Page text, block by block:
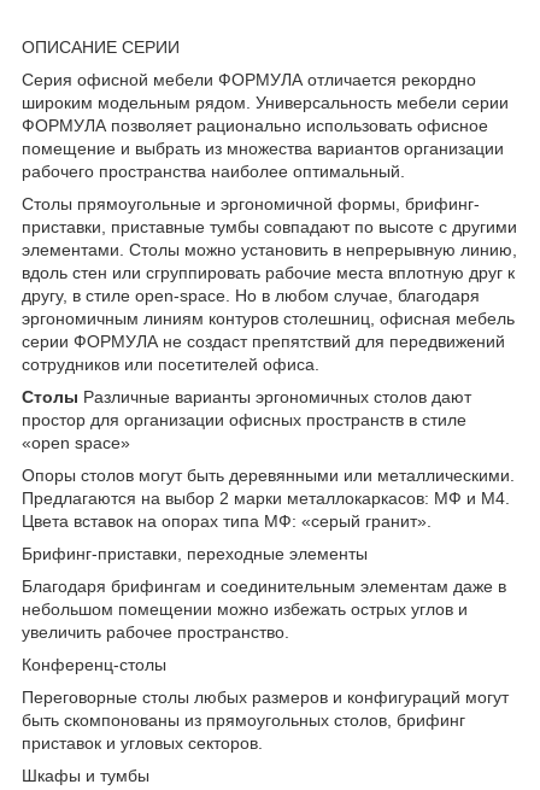
ОПИСАНИЕ СЕРИИ
Серия офисной мебели ФОРМУЛА отличается рекордно
широким модельным рядом. Универсальность мебели серии
ФОРМУЛА позволяет рационально использовать офисное
помещение и выбрать из множества вариантов организации
рабочего пространства наиболее оптимальный.
Столы прямоугольные и эргономичной формы, брифинг-
приставки, приставные тумбы совпадают по высоте с другими
элементами. Столы можно установить в непрерывную линию,
вдоль стен или сгруппировать рабочие места вплотную друг к
другу, в стиле open-space. Но в любом случае, благодаря
эргономичным линиям контуров столешниц, офисная мебель
серии ФОРМУЛА не создаст препятствий для передвижений
сотрудников или посетителей офиса.
Столы Различные варианты эргономичных столов дают
простор для организации офисных пространств в стиле
«open space»
Опоры столов могут быть деревянными или металлическими.
Предлагаются на выбор 2 марки металлокаркасов: МФ и М4.
Цвета вставок на опорах типа МФ: «серый гранит».
Брифинг-приставки, переходные элементы
Благодаря брифингам и соединительным элементам даже в
небольшом помещении можно избежать острых углов и
увеличить рабочее пространство.
Конференц-столы
Переговорные столы любых размеров и конфигураций могут
быть скомпонованы из прямоугольных столов, брифинг
приставок и угловых секторов.
Шкафы и тумбы